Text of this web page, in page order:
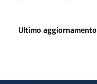
Ultimo aggiornamento